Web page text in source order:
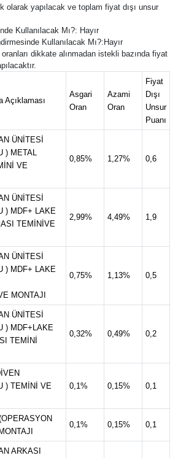
olarak yapılacak ve toplam fiyat dışı unsur
Kullanılacak Mı?: Hayır
Kullanılacak Mı?:Hayır
oranları dikkate alınmadan istekli bazında fiyat
Açıklaması
Asgari
Oran
Azami
Oran
Fiyat
Dışı
Unsur
Puanı
ÜNİTESİ
) METAL
VE
0,85% 1,27% 0,6
ÜNİTESİ
) MDF+ LAKE
TEMİNİVE
2,99% 4,49% 1,9
ÜNİTESİ
) MDF+ LAKE
MONTAJI
0,75% 1,13% 0,5
ÜNİTESİ
) MDF+LAKE
TEMİNİ
0,32% 0,49% 0,2
) TEMİNİ VE
0,1% 0,15% 0,1
0,1% 0,15% 0,1
ARKASI